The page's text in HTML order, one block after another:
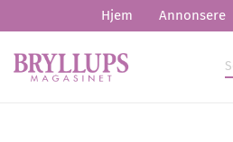
Hjem Annonsere